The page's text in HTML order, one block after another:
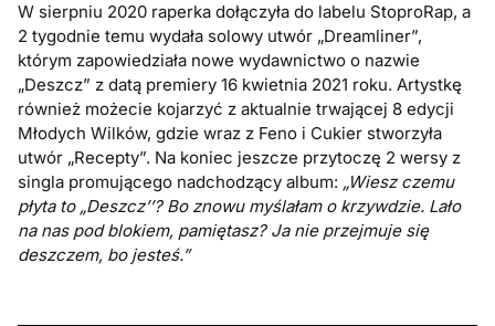
W sierpniu 2020 raperka dołączyła do labelu StoproRap, a
2 tygodnie temu wydała solowy utwór „Dreamliner”,
którym zapowiedziała nowe wydawnictwo o nazwie
„Deszcz” z datą premiery 16 kwietnia 2021 roku. Artystkę
również możecie kojarzyć z aktualnie trwającej 8 edycji
Młodych Wilków, gdzie wraz z Feno i Cukier stworzyła
utwór „Recepty”. Na koniec jeszcze przytoczę 2 wersy z
singla promującego nadchodzący album: „Wiesz czemu
płyta to „Deszcz’’? Bo znowu myślałam o krzywdzie. Lało
na nas pod blokiem, pamiętasz? Ja nie przejmuje się
deszczem, bo jesteś.”